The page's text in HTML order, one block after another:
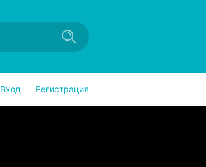
Вход Регистрация